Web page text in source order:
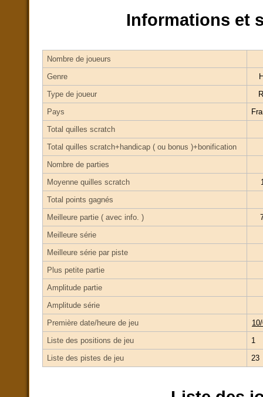
Informations et
Nombre de joueurs
Genre
Type de joueur
Pays
Total quilles scratch
Total quilles scratch+handicap ( ou bonus )+bonification
Nombre de parties
Moyenne quilles scratch
Total points gagnés
Meilleure partie ( avec info. )
Meilleure série
Meilleure série par piste
Plus petite partie
Amplitude partie
Amplitude série
Première date/heure de jeu
Liste des positions de jeu
1
Liste des pistes de jeu
23